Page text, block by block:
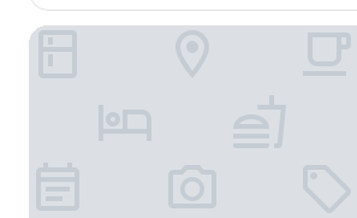
2.0
Grand Tan Banjarmasin Hotel &